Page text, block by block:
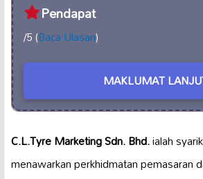
Pendapat
/5 (Baca Ulasan)
MAKLUMAT
C.L.Tyre Marketing Sdn. Bhd.ialah
menawarkan perkhidmatan pemasaran